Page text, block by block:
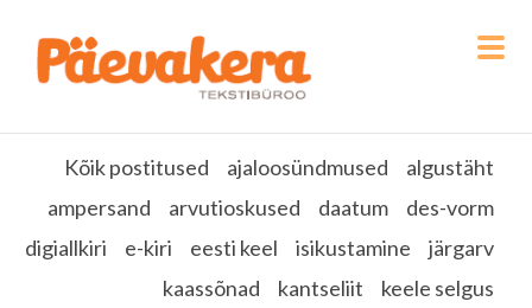
Kõik postitused ajaloosündmused
algustäht
ampersand
arvutioskused daatum
des-vorm
digiallkiri
e-kiri eesti keel isikustamine
järgarv
kaassõnad
kantseliit
keele selgus